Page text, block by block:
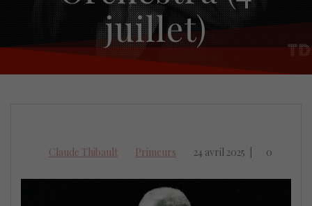
juillet)
Claude Thibault Primeurs 24 avril 2025 0